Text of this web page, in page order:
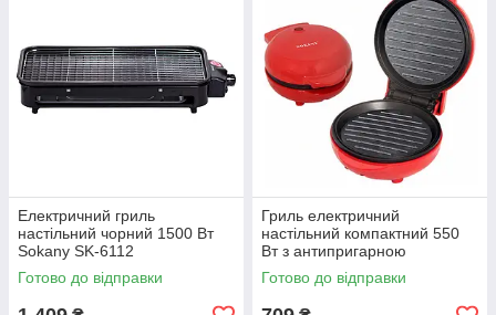
Електричний гриль
настільний чорний 1500 Вт
Sokany SK-6112
Готово до відправки
Гриль електричний
настільний компактний 550
Вт з антипригарною
поверхнею Sokany SK-BBQ-
853
Готово до відправки